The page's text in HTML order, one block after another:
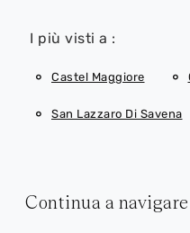
I più visti a :
Castel Maggiore
San Lazzaro Di Savena
Continua a navigare